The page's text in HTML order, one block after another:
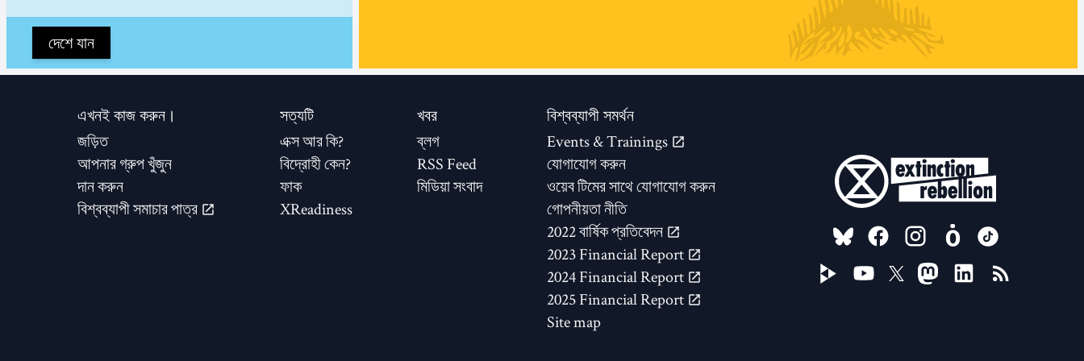
দেশে যান
এখনই কাজ করুন।
জড়িত
আপনার গ্রুপ খুঁজুন
দান করুন
বিশ্বব্যাপী সমাচার পাত্র
সত্যটি
এক্স আর কি?
বিদ্রোহী কেন?
ফাক
XReadiness
খবর
ব্লগ
RSS Feed
মিডিয়া সংবাদ
বিশ্বব্যাপী সমর্থন
Events & Trainings
যোগাযোগ করুন
ওয়েব টিমের সাথে যোগাযোগ করুন
গোপনীয়তা নীতি
2022 বার্ষিক প্রতিবেদন
2023 Financial Report
2024 Financial Report
2025 Financial Report
Site map
FOLLOW US ON